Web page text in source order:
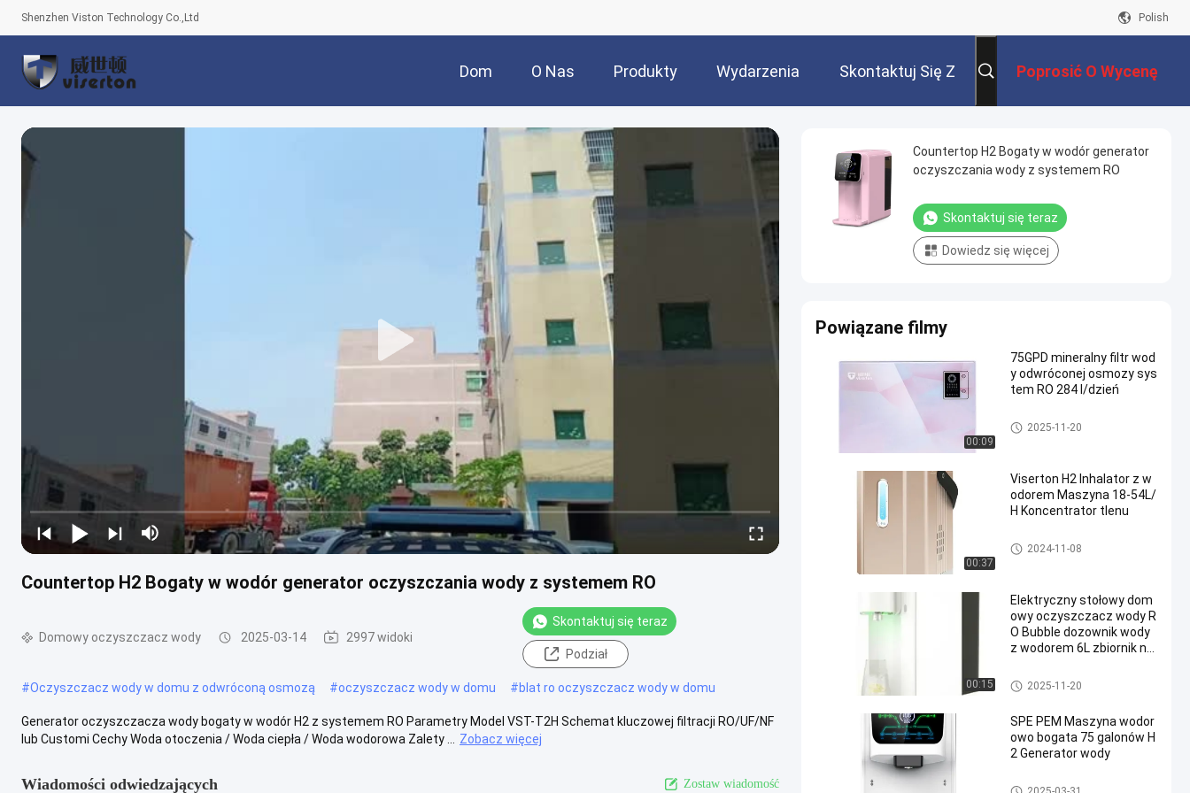
Shenzhen Viston Technology Co.,Ltd Polish
Dom O Nas Produkty Wydarzenia Skontaktuj Się Z
Nami
Poprosić O Wycenę
Countertop H2 Bogaty w wodór generator oczyszczania wody z systemem RO
Domowy oczyszczacz wody 2025-03-14 2997 widoki
Skontaktuj się teraz
Podział
#Oczyszczacz wody w domu z odwróconą osmozą #oczyszczacz wody w domu #blat ro oczyszczacz wody w domu
Generator oczyszczacza wody bogaty w wodór H2 z systemem RO Parametry Model VST-T2H Schemat kluczowej filtracji RO/UF/NF
lub Customi Cechy Woda otoczenia / Woda ciepła / Woda wodorowa Zalety ...
Zobacz więcej
Wiadomości odwiedzających Zostaw wiadomość
Countertop H2 Bogaty w wodór generator
oczyszczania wody z systemem RO
Skontaktuj się teraz
Dowiedz się więcej
Powiązane filmy
00:09
75GPD mineralny filtr wod
y odwróconej osmozy sys
tem RO 284 l/dzień
Domowy oczyszczacz wody
2025-11-20
00:37
Viserton H2 Inhalator z w
odorem Maszyna 18-54L/
H Koncentrator tlenu
Maszyna do inhalacji wodoru
2024-11-08
00:15
Elektryczny stołowy dom
owy oczyszczacz wody R
O Bubble dozownik wody
z wodorem 6L zbiornik na
Domowy oczyszczacz wody
2025-11-20
SPE PEM Maszyna wodor
owo bogata 75 galonów H
2 Generator wody
Maszyna do wody bogatej w